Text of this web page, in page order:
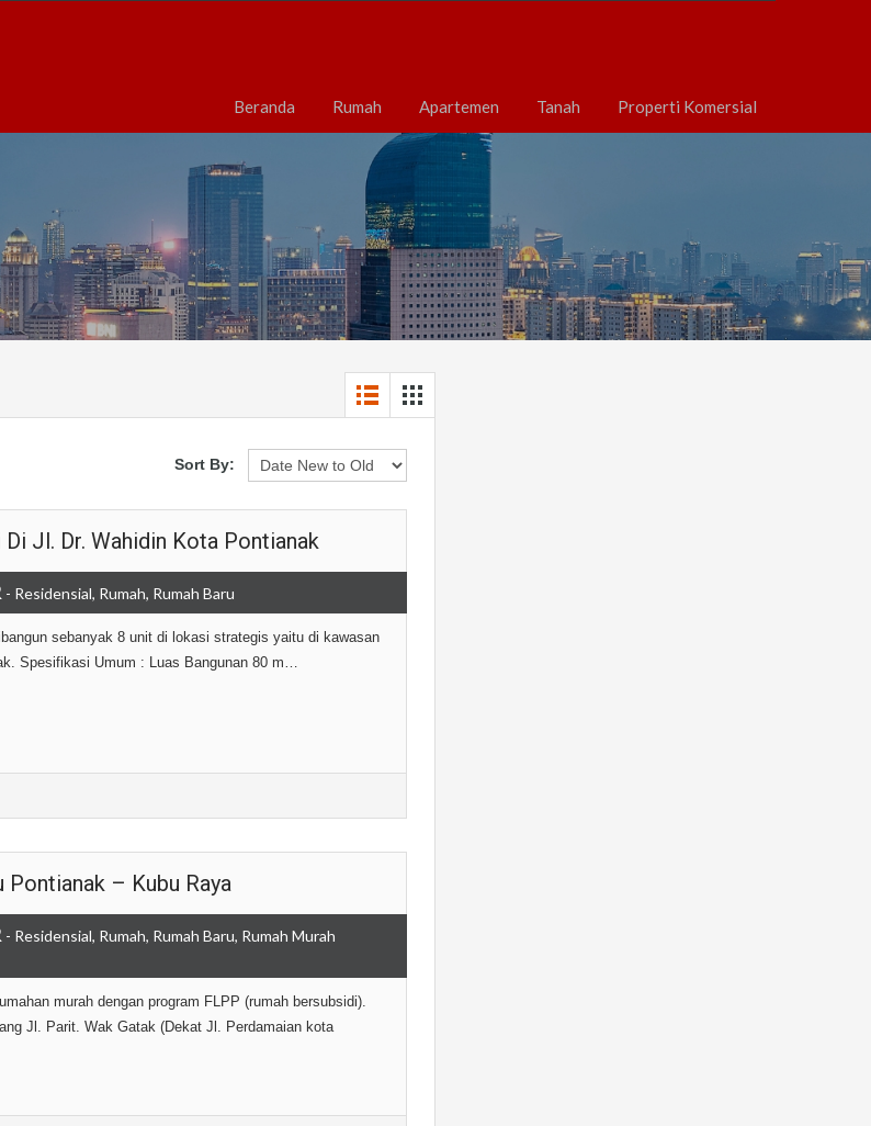
Beranda Rumah Apartemen Tanah Properti Komersial
Sort By:
Jl. Dr. Wahidin Kota Pontianak
- Residensial, Rumah, Rumah Baru
sebanyak 8 unit di lokasi strategis yaitu di kawasan
Spesifikasi Umum : Luas Bangunan 80 m…
Pontianak – Kubu Raya
- Residensial, Rumah, Rumah Baru, Rumah Murah
murah dengan program FLPP (rumah bersubsidi).
Jl. Parit. Wak Gatak (Dekat Jl. Perdamaian kota